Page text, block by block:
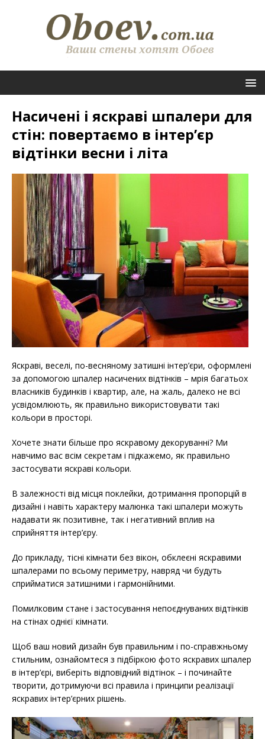
Насичені і яскраві шпалери для
стін: повертаємо в інтер’єр
відтінки весни і літа
Яскраві, веселі, по-весняному затишні інтер’єри, оформлені
за допомогою шпалер насичених відтінків – мрія багатьох
власників будинків і квартир, але, на жаль, далеко не всі
усвідомлюють, як правильно використовувати такі
кольори в просторі.
Хочете знати більше про яскравому декоруванні? Ми
навчимо вас всім секретам і підкажемо, як правильно
застосувати яскраві кольори.
В залежності від місця поклейки, дотримання пропорцій в
дизайні і навіть характеру малюнка такі шпалери можуть
надавати як позитивне, так і негативний вплив на
сприйняття інтер’єру.
До прикладу, тісні кімнати без вікон, обклеєні яскравими
шпалерами по всьому периметру, навряд чи будуть
сприйматися затишними і гармонійними.
Помилковим стане і застосування непоєднуваних відтінків
на стінах однієї кімнати.
Щоб ваш новий дизайн був правильним і по-справжньому
стильним, ознайомтеся з підбіркою фото яскравих шпалер
в інтер’єрі, виберіть відповідний відтінок – і починайте
творити, дотримуючи всі правила і принципи реалізації
яскравих інтер’єрних рішень.